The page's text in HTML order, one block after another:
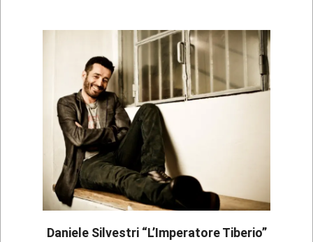
Daniele Silvestri “L’Imperatore Tiberio”